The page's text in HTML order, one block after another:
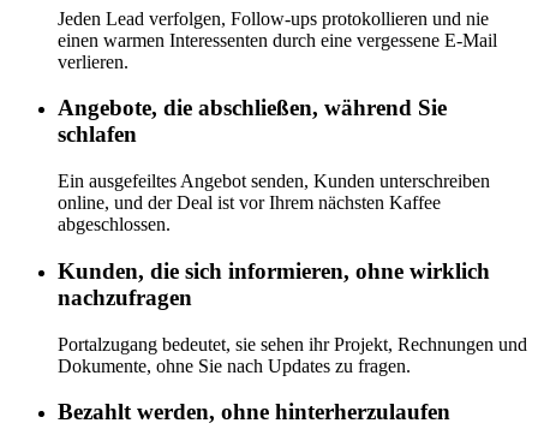
Jeden Lead verfolgen, Follow-ups protokollieren und nie
einen warmen Interessenten durch eine vergessene E-Mail
verlieren.
Angebote, die abschließen, während Sie
schlafen
Ein ausgefeiltes Angebot senden, Kunden unterschreiben
online, und der Deal ist vor Ihrem nächsten Kaffee
abgeschlossen.
Kunden, die sich informieren, ohne wirklich
nachzufragen
Portalzugang bedeutet, sie sehen ihr Projekt, Rechnungen und
Dokumente, ohne Sie nach Updates zu fragen.
Bezahlt werden, ohne hinterherzulaufen